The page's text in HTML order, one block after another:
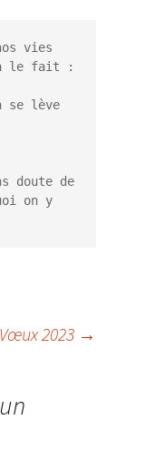
vies
a le fait :
doute de
on y
2023 →